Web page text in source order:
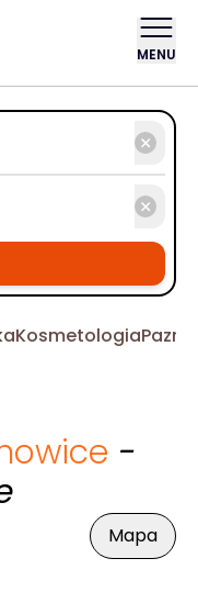
MENU
Kosmetologia
-
Mapa